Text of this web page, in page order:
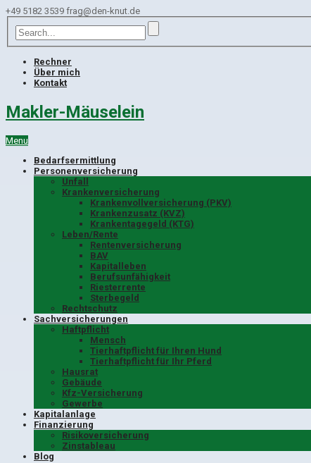
+49 5182 3539 frag@den-knut.de
Rechner
Über mich
Kontakt
Makler-Mäuselein
Menu
Bedarfsermittlung
Personenversicherung
Unfall
Krankenversicherung
Krankenvollversicherung (PKV)
Krankenzusatz (KVZ)
Krankentagegeld (KTG)
Leben/Rente
Rentenversicherung
BAV
Kapitalleben
Berufsunfähigkeit
Riesterrente
Sterbegeld
Rechtschutz
Sachversicherungen
Haftpflicht
Mensch
Tierhaftpflicht für Ihren Hund
Tierhaftpflicht für Ihr Pferd
Hausrat
Gebäude
Kfz-Versicherung
Gewerbe
Kapitalanlage
Finanzierung
Risikoversicherung
Zinstableau
Blog